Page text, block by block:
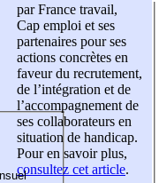
par France travail,
Cap emploi et ses
partenaires pour ses
actions concrètes en
faveur du recrutement,
de l’intégration et de
l’accompagnement de
ses collaborateurs en
situation de handicap.
Pour en savoir plus,
consultez cet article.